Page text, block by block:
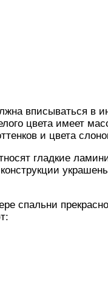
вписываться в
цвета имеет
и цвета
гладкие
спальни